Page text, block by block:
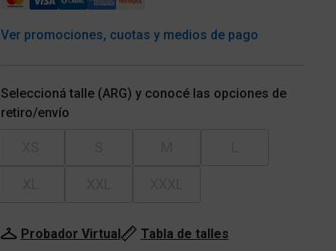
Ver promociones, cuotas y medios de pago
Seleccioná talle (ARG) y conocé las opciones de
retiro/envío
Probador Virtual Tabla de talles